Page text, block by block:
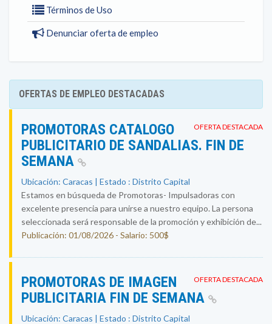
Términos de Uso
Denunciar oferta de empleo
OFERTAS DE EMPLEO DESTACADAS
OFERTA DESTACADA
PROMOTORAS CATALOGO
PUBLICITARIO DE SANDALIAS. FIN DE
SEMANA
Ubicación: Caracas | Estado : Distrito Capital
Estamos en búsqueda de Promotoras- Impulsadoras con
excelente presencia para unirse a nuestro equipo. La persona
seleccionada será responsable de la promoción y exhibición de...
Publicación: 01/08/2026 - Salario: 500$
OFERTA DESTACADA
PROMOTORAS DE IMAGEN
PUBLICITARIA FIN DE SEMANA
Ubicación: Caracas | Estado : Distrito Capital